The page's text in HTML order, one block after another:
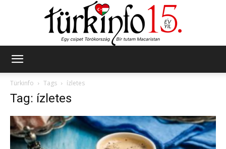
Türkinfo
Tags ízletes
Tag: ízletes